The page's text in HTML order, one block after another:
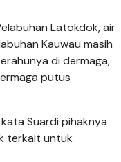
Latokdok, air
Kauwau masih
di dermaga,
putus
Suardi pihaknya
terkait untuk